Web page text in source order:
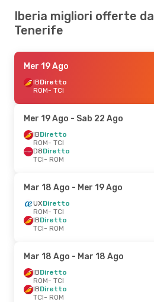
Iberia migliori offerte
Tenerife
Mer 19 Ago
IBDiretto
ROM- TCI
Mer 19 Ago - Sab 22 Ago
IBDiretto
ROM- TCI
D8Diretto
TCI- ROM
Mar 18 Ago - Mer 19 Ago
UXDiretto
ROM- TCI
IBDiretto
TCI- ROM
Mar 18 Ago - Mar 18 Ago
IBDiretto
ROM- TCI
IBDiretto
TCI- ROM